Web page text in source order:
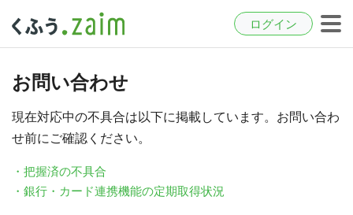
ログイン
お問い合わせ
現在対応中の不具合は以下に掲載しています。お問い合わ
せ前にご確認ください。
・把握済の不具合
・銀行・カード連携機能の定期取得状況